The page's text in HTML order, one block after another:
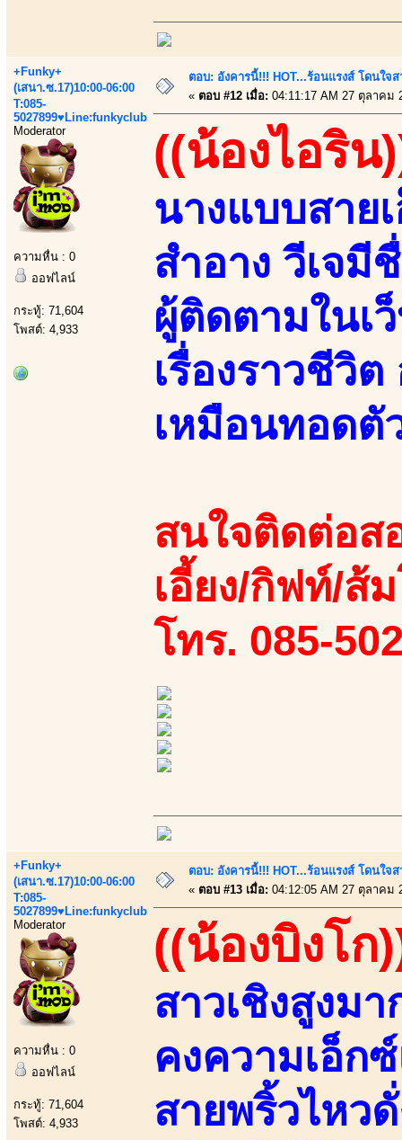
+Funky+
(เสนา.ซ.17)10:00-06:00
T:085-
5027899♥Line:funkyclub
Moderator
ความหื่น : 0
ออฟไลน์
กระทู้: 71,604
โพสต์: 4,933
ตอบ: อังคารนี้!!! HOT...ร้อนแรงส์ โดนใจ
« ตอบ #12 เมื่อ: 04:11:17 AM 27 ตุลาคม
((น้องไอริน
นางแบบสาย
สำอาง วีเจมี
ผู้ติดตามในเ
เรื่องราวชีวิ
เหมือนทอดตั
สนใจติดต่อส
เอี้ยง/กิฟท์/ส้
โทร. 085-
+Funky+
(เสนา.ซ.17)10:00-06:00
T:085-
5027899♥Line:funkyclub
Moderator
ความหื่น : 0
ออฟไลน์
กระทู้: 71,604
โพสต์: 4,933
ตอบ: อังคารนี้!!! HOT...ร้อนแรงส์ โดนใจ
« ตอบ #13 เมื่อ: 04:12:05 AM 27 ตุลาคม
((น้องบิงโก
สาวเชิงสูงม
คงความเอ็ก
สายพริ้วไหว